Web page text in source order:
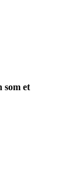
som et